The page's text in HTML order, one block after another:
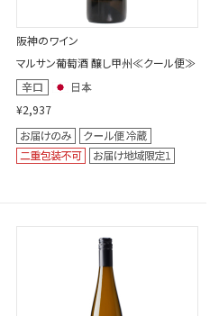
阪神のワイン
マルサン葡萄酒 醸し甲州≪クール便≫
¥2,937